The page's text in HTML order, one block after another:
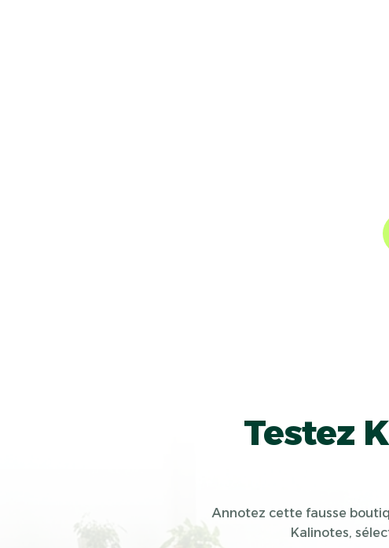
Testez
Annotez cette fausse
Kalinotes,